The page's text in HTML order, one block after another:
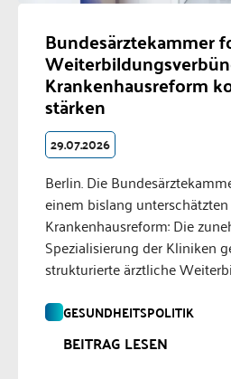
Bundesärztekammer
Krankenhausreform
stärken
29.07.2026
Berlin. Die
einem bislang
Krankenhausreform: Die
Spezialisierung der Kliniken
strukturierte ärztliche
GESUNDHEITSPOLITIK
BEITRAG LESEN